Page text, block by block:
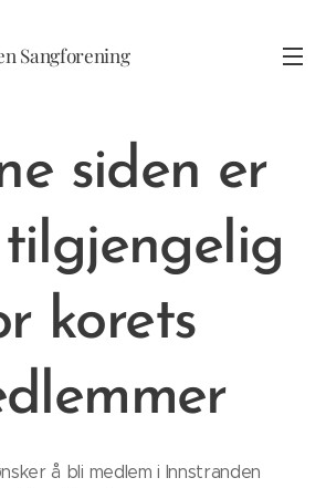
Sangforening
siden er
korets
å bli medlem i Innstranden